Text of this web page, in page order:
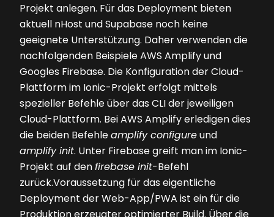
Projekt anlegen. Für das Deployment bieten
aktuell nHost und Supabase noch keine
geeignete Unterstützung. Daher verwenden die
nachfolgenden Beispiele AWS Amplify und
Googles Firebase. Die Konfiguration der Cloud-
Plattform im Ionic-Projekt erfolgt mittels
spezieller Befehle über das CLI der jeweiligen
Cloud-Plattform. Bei AWS Amplify erledigen dies
die beiden Befehleamplify configureund
amplify init. Unter Firebase greift man im Ionic-
Projekt auf denfirebase init-Befehl
zurück.Voraussetzung für das eigentliche
Deployment der Web-App/PWA ist ein für die
Produktion erzeugter optimierter Build. Über die